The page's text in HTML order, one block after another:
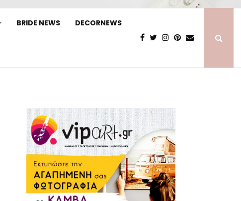
BRIDE NEWS DECORNEWS